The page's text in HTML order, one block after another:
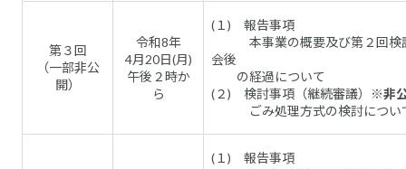
第３回
（一部非公
開）
令和8年
4月20日(月)
午後２時か
ら
(１) 報告事項
本事業の概要及び第２回検
会後
の経過について
(２) 検討事項（継続審議）
※非
ごみ処理方式の検討につい
(１) 報告事項